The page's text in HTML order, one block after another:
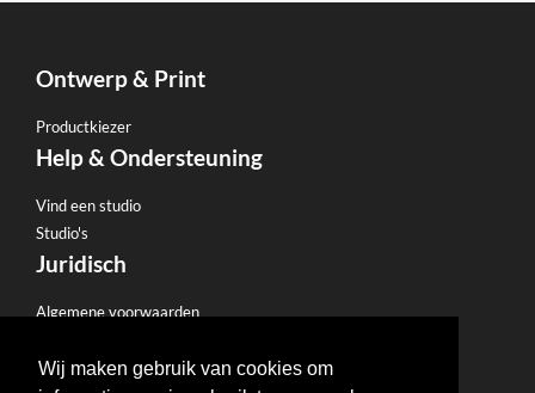
Wij maken gebruik van cookies om
Ontwerp & Print
Productkiezer
Help & Ondersteuning
Vind een studio
Studio's
Juridisch
Algemene voorwaarden
E-mailbeleid